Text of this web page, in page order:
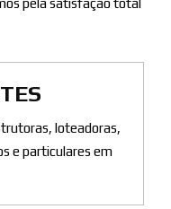
pela satisfação total
loteadoras,
e particulares em